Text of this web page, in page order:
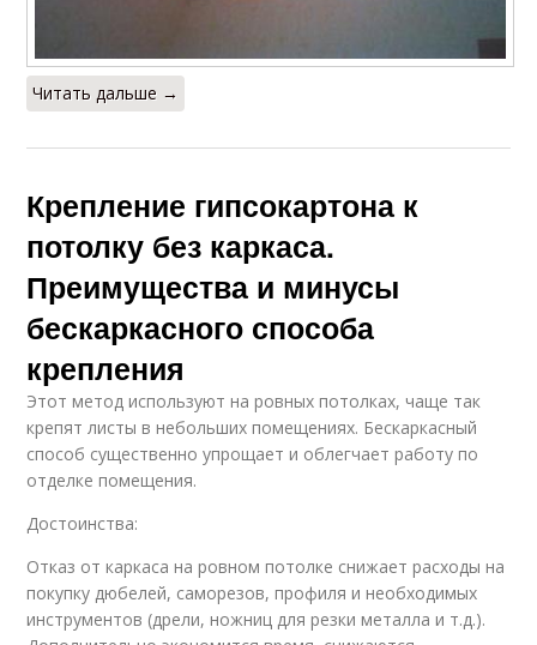
Читать дальше →
Крепление гипсокартона к
потолку без каркаса.
Преимущества и минусы
бескаркасного способа
крепления
Этот метод используют на ровных потолках, чаще так
крепят листы в небольших помещениях. Бескаркасный
способ существенно упрощает и облегчает работу по
отделке помещения.
Достоинства:
Отказ от каркаса на ровном потолке снижает расходы на
покупку дюбелей, саморезов, профиля и необходимых
инструментов (дрели, ножниц для резки металла и т.д.).